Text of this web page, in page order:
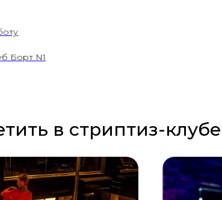
Борт N1
в стриптиз-